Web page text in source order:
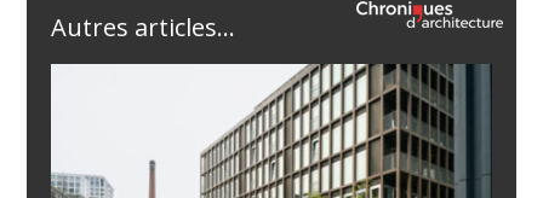
Autres articles...